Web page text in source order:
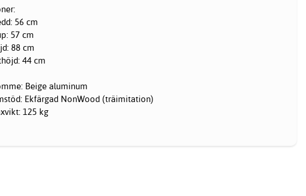
56 cm
57 cm
88 cm
44 cm
Beige aluminum
Ekfärgad NonWood (träimitation)
125 kg